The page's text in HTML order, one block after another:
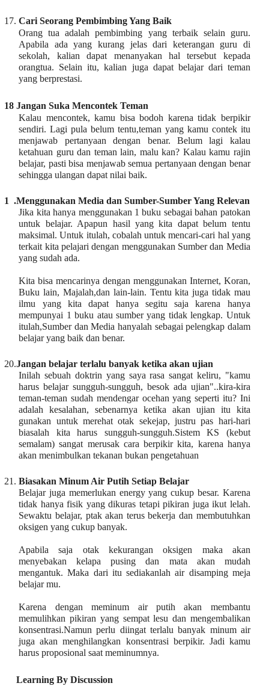
17.Cari Seorang Pembimbing Yang Baik
Orang tua adalah pembimbing yang terbaik selain guru.
Apabila ada yang kurang jelas dari keterangan guru di
sekolah, kalian dapat menanyakan hal tersebut kepada
orangtua. Selain itu, kalian juga dapat belajar dari teman
yang berprestasi.
18 Jangan Suka Mencontek Teman
Kalau mencontek, kamu bisa bodoh karena tidak berpikir
sendiri. Lagi pula belum tentu,teman yang kamu contek itu
menjawab pertanyaan dengan benar. Belum lagi kalau
ketahuan guru dan teman lain, malu kan? Kalau kamu rajin
belajar, pasti bisa menjawab semua pertanyaan dengan benar
sehingga ulangan dapat nilai baik.
1 .Menggunakan Media dan Sumber-Sumber Yang Relevan
Jika kita hanya menggunakan 1 buku sebagai bahan patokan
untuk belajar. Apapun hasil yang kita dapat belum tentu
maksimal. Untuk itulah, cobalah untuk mencari-cari hal yang
terkait kita pelajari dengan menggunakan Sumber dan Media
yang sudah ada.
Kita bisa mencarinya dengan menggunakan Internet, Koran,
Buku lain, Majalah,dan lain-lain. Tentu kita juga tidak mau
ilmu yang kita dapat hanya segitu saja karena hanya
mempunyai 1 buku atau sumber yang tidak lengkap. Untuk
itulah,Sumber dan Media hanyalah sebagai pelengkap dalam
belajar yang baik dan benar.
20.Jangan belajar terlalu banyak ketika akan ujian
Inilah sebuah doktrin yang saya rasa sangat keliru, "kamu
harus belajar sungguh-sungguh, besok ada ujian"..kira-kira
teman-teman sudah mendengar ocehan yang seperti itu? Ini
adalah kesalahan, sebenarnya ketika akan ujian itu kita
gunakan untuk merehat otak sekejap, justru pas hari-hari
biasalah kita harus sungguh-sungguh.Sistem KS (kebut
semalam) sangat merusak cara berpikir kita, karena hanya
akan menimbulkan tekanan bukan pengetahuan
21.Biasakan Minum Air Putih Setiap Belajar
Belajar juga memerlukan energy yang cukup besar. Karena
tidak hanya fisik yang dikuras tetapi pikiran juga ikut lelah.
Sewaktu belajar, ptak akan terus bekerja dan membutuhkan
oksigen yang cukup banyak.
Apabila saja otak kekurangan oksigen maka akan
menyebakan kelapa pusing dan mata akan mudah
mengantuk. Maka dari itu sediakanlah air disamping meja
belajar mu.
Karena dengan meminum air putih akan membantu
memulihkan pikiran yang sempat lesu dan mengembalikan
konsentrasi.Namun perlu diingat terlalu banyak minum air
juga akan menghilangkan konsentrasi berpikir. Jadi kamu
harus proposional saat meminumnya.
Learning By Discussion